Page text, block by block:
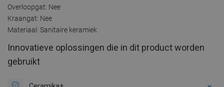
Overloopgat: Nee
Kraangat: Nee
Materiaal: Sanitaire keramiek
Innovatieve oplossingen die in dit product worden
gebruikt